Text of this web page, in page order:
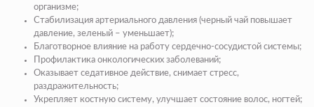
организме;
Стабилизация артериального давления (черный чай повышает
давление, зеленый – уменьшает);
Благотворное влияние на работу сердечно-сосудистой системы;
Профилактика онкологических заболеваний;
Оказывает седативное действие, снимает стресс,
раздражительность;
Укрепляет костную систему, улучшает состояние волос, ногтей;